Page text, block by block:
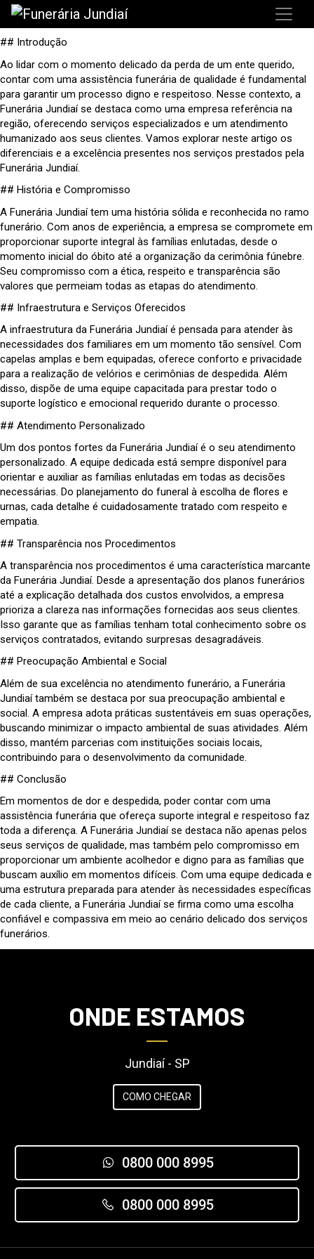
## Introdução
Ao lidar com o momento delicado da perda de um ente querido,
contar com uma assistência funerária de qualidade é fundamental
para garantir um processo digno e respeitoso. Nesse contexto, a
Funerária Jundiaí se destaca como uma empresa referência na
região, oferecendo serviços especializados e um atendimento
humanizado aos seus clientes. Vamos explorar neste artigo os
diferenciais e a excelência presentes nos serviços prestados pela
Funerária Jundiaí.
## História e Compromisso
A Funerária Jundiaí tem uma história sólida e reconhecida no ramo
funerário. Com anos de experiência, a empresa se compromete em
proporcionar suporte integral às famílias enlutadas, desde o
momento inicial do óbito até a organização da cerimônia fúnebre.
Seu compromisso com a ética, respeito e transparência são
valores que permeiam todas as etapas do atendimento.
## Infraestrutura e Serviços Oferecidos
A infraestrutura da Funerária Jundiaí é pensada para atender às
necessidades dos familiares em um momento tão sensível. Com
capelas amplas e bem equipadas, oferece conforto e privacidade
para a realização de velórios e cerimônias de despedida. Além
disso, dispõe de uma equipe capacitada para prestar todo o
suporte logístico e emocional requerido durante o processo.
## Atendimento Personalizado
Um dos pontos fortes da Funerária Jundiaí é o seu atendimento
personalizado. A equipe dedicada está sempre disponível para
orientar e auxiliar as famílias enlutadas em todas as decisões
necessárias. Do planejamento do funeral à escolha de flores e
urnas, cada detalhe é cuidadosamente tratado com respeito e
empatia.
## Transparência nos Procedimentos
A transparência nos procedimentos é uma característica marcante
da Funerária Jundiaí. Desde a apresentação dos planos funerários
até a explicação detalhada dos custos envolvidos, a empresa
prioriza a clareza nas informações fornecidas aos seus clientes.
Isso garante que as famílias tenham total conhecimento sobre os
serviços contratados, evitando surpresas desagradáveis.
## Preocupação Ambiental e Social
Além de sua excelência no atendimento funerário, a Funerária
Jundiaí também se destaca por sua preocupação ambiental e
social. A empresa adota práticas sustentáveis em suas operações,
buscando minimizar o impacto ambiental de suas atividades. Além
disso, mantém parcerias com instituições sociais locais,
contribuindo para o desenvolvimento da comunidade.
## Conclusão
Em momentos de dor e despedida, poder contar com uma
assistência funerária que ofereça suporte integral e respeitoso faz
toda a diferença. A Funerária Jundiaí se destaca não apenas pelos
seus serviços de qualidade, mas também pelo compromisso em
proporcionar um ambiente acolhedor e digno para as famílias que
buscam auxílio em momentos difíceis. Com uma equipe dedicada e
uma estrutura preparada para atender às necessidades específicas
de cada cliente, a Funerária Jundiaí se firma como uma escolha
confiável e compassiva em meio ao cenário delicado dos serviços
funerários.
ONDE ESTAMOS
Jundiaí - SP
COMO CHEGAR
0800 000 8995
0800 000 8995